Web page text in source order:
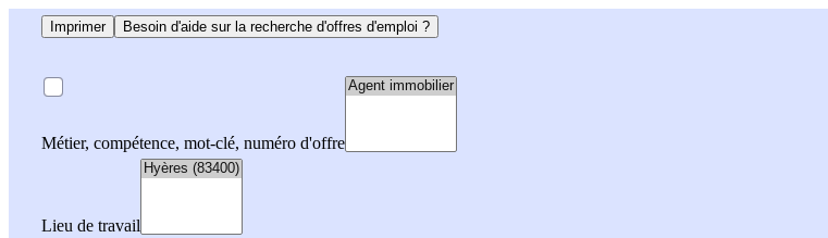
Imprimer Besoin d'aide sur la recherche d'offres d'emploi ?
Métier, compétence, mot-clé, numéro d'offre
Lieu de travail